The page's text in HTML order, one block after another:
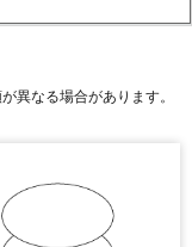
異なる場合があります。